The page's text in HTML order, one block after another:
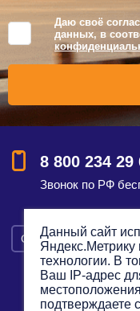
Даю своё
данных, в
8 800 234 29
Звонок по РФ
Смотреть на карте
Данный сайт
технологии. В
Ваш IP-адрес
подтверждаете